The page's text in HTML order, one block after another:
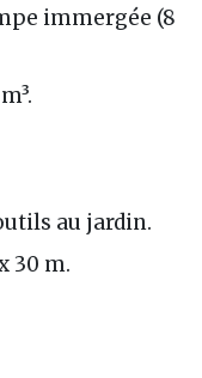
immergée (8
au jardin.
30 m.